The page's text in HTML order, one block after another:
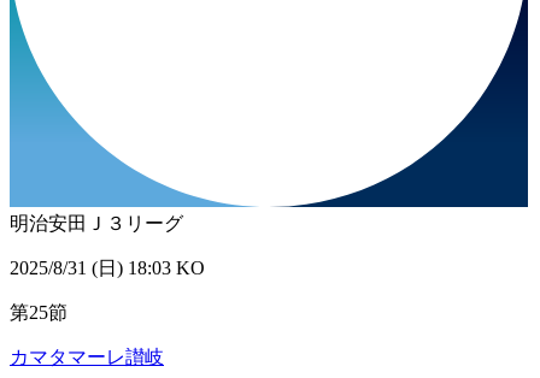
明治安田Ｊ３リーグ
2025/8/31 (日) 18:03 KO
第25節
カマタマーレ讃岐